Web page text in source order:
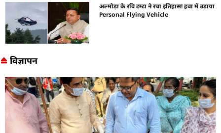
अल्मोड़ा के रवि टम्टा ने रचा इतिहास! हवा में उड़ाया
Personal Flying Vehicle
विज्ञापन